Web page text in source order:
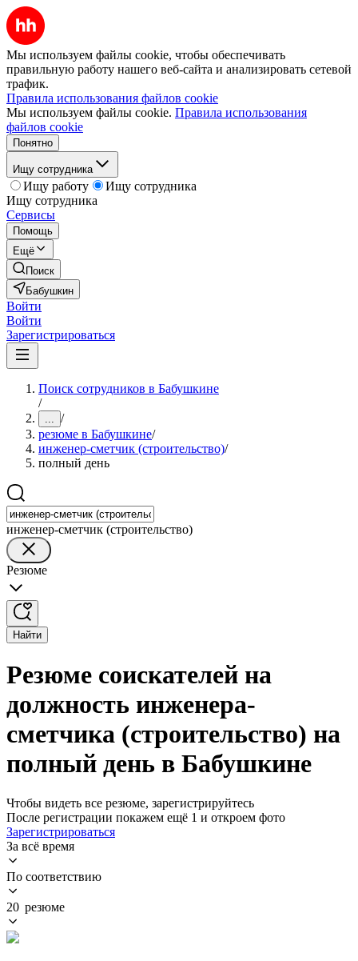
Мы используем файлы cookie, чтобы обеспечивать
правильную работу нашего веб-сайта и анализировать сетевой
трафик.
Правила использования файлов cookie
Мы используем файлы cookie. Правила использования
файлов cookie
Понятно
Ищу сотрудника
Ищу работу
Ищу сотрудника
Ищу сотрудника
Сервисы
Помощь
Ещё
Поиск
Бабушкин
Войти
Войти
Зарегистрироваться
Поиск сотрудников в Бабушкине
/
... /
резюме в Бабушкине/
инженер-сметчик (строительство)/
полный день
инженер-сметчик (строительство)
Резюме
Найти
Резюме соискателей на
должность инженера-
сметчика (строительство) на
полный день в Бабушкине
Чтобы видеть все резюме, зарегистрируйтесь
После регистрации покажем ещё 1 и откроем фото
Зарегистрироваться
За всё время
По соответствию
20 резюме